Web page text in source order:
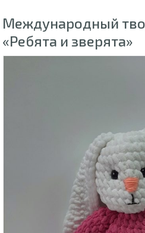
Международный
«Ребята и зверята»